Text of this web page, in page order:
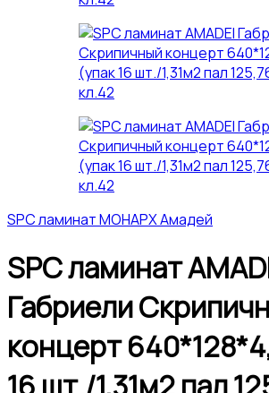
SPC ламинат МОНАРХ Амадей
SPC ламинат
Габриели
концерт